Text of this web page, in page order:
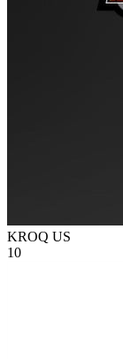
KROQ US
10